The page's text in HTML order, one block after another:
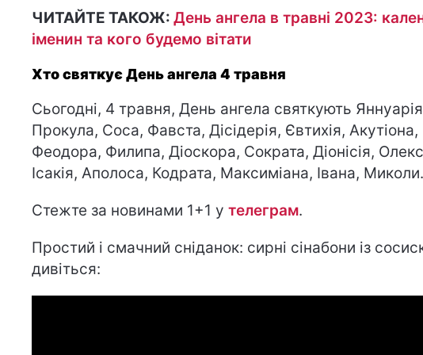
ЧИТАЙТЕ ТАКОЖ: День ангела в травні 2023:
іменин та кого будемо вітати
Хто святкує День ангела 4 травня
Сьогодні, 4 травня, День ангела святкують
Прокула, Соса, Фавста, Дісідерія, Євтихія, Акутіона,
Феодора, Филипа, Діоскора, Сократа, Діонісія,
Ісакія, Аполоса, Кодрата, Максиміана, Івана, Миколи.
Стежте за новинами 1+1 у телеграм.
Простий і смачний сніданок: сирні сінабони із
дивіться: